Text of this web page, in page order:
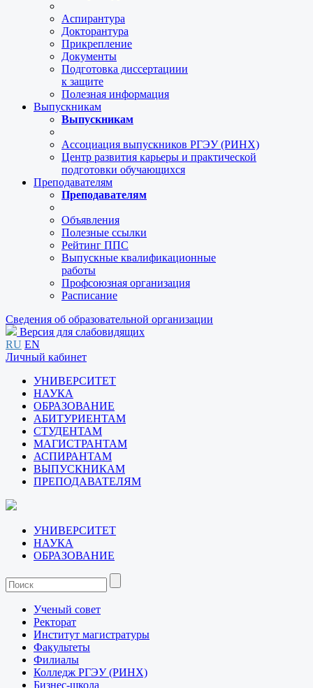
Аспирантура
Докторантура
Прикрепление
Документы
Подготовка диссертациии
к защите
Полезная информация
Выпускникам
Выпускникам
Ассоциация выпускников РГЭУ (РИНХ)
Центр развития карьеры и практической
подготовки обучающихся
Преподавателям
Преподавателям
Объявления
Полезные ссылки
Рейтинг ППС
Выпускные квалификационные
работы
Профсоюзная организация
Расписание
Сведения об образовательной организации
Версия для слабовидящих
RU EN
Личный кабинет
УНИВЕРСИТЕТ
НАУКА
ОБРАЗОВАНИЕ
АБИТУРИЕНТАМ
СТУДЕНТАМ
МАГИСТРАНТАМ
АСПИРАНТАМ
ВЫПУСКНИКАМ
ПРЕПОДАВАТЕЛЯМ
УНИВЕРСИТЕТ
НАУКА
ОБРАЗОВАНИЕ
Ученый совет
Ректорат
Институт магистратуры
Факультеты
Филиалы
Колледж РГЭУ (РИНХ)
Бизнес-школа